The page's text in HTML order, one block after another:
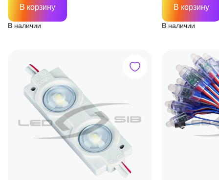
В наличии
В корзину
В наличии
В корзину